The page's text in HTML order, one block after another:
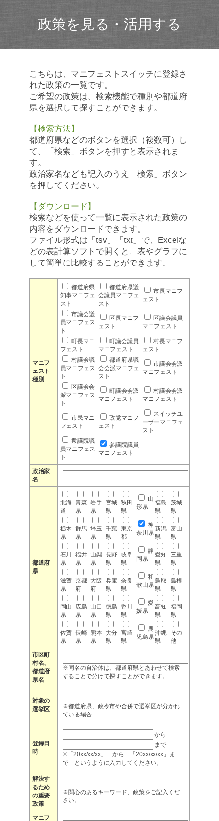
政策を見る・活用する
こちらは、マニフェストスイッチに登録さ
れた政策の一覧です。
ご希望の政策は、検索機能で種別や都道府
県を選択して探すことができます。
【検索方法】
都道府県などのボタンを選択（複数可）し
て、「検索」ボタンを押すと表示されま
す。
政治家名なども記入のうえ「検索」ボタン
を押してください。
【ダウンロード】
検索などを使って一覧に表示された政策の
内容をダウンロードできます。
ファイル形式は「tsv」「txt」で、Excelな
どの表計算ソフトで開くと、表やグラフに
して簡単に比較することができます。
マニフ
ェスト
種別
都道府県
知事マニフェ
スト
都道府県議
会議員マニフェ
スト
市長マニフ
ェスト
市議会議
員マニフェス
ト
区長マニフ
ェスト
区議会議員
マニフェスト
町長マニ
フェスト
町議会議員
マニフェスト
村長マニフ
ェスト
村議会議
員マニフェス
ト
都道府県議
会会派マニフェ
スト
市議会会派
マニフェスト
区議会会
派マニフェス
ト
町議会会派
マニフェスト
村議会会派
マニフェスト
市民マニ
フェスト
政党マニフ
ェスト
スイッチユ
ーザーマニフェ
スト
衆議院議
員マニフェス
ト
参議院議員
マニフェスト
政治家
名
都道府
県
北海
道
青森
県
岩手
県
宮城
県
秋田
県
山
形県
福島
県
茨城
県
栃木
県
群馬
県
埼玉
県
千葉
県
東京
都
神
奈川県
新潟
県
富山
県
石川
県
福井
県
山梨
県
長野
県
岐阜
県
静
岡県
愛知
県
三重
県
滋賀
県
京都
府
大阪
府
兵庫
県
奈良
県
和
歌山県
鳥取
県
島根
県
岡山
県
広島
県
山口
県
徳島
県
香川
県
愛
媛県
高知
県
福岡
県
佐賀
県
長崎
県
熊本
県
大分
県
宮崎
県
鹿
児島県
沖縄
県
その
他
市区町
村名、
都道府
県名
※同名の自治体は、都道府県とあわせて検索
することで分けて探すことができます。
対象の
選挙区
※都道府県、政令市や合併で選挙区が分かれ
ている場合
登録日
時
から
まで
※「20xx/xx/xx」 から 「20xx/xx/xx」ま
で というように入力してください。
解決す
るため
の重要
政策
※関心のあるキーワード、政策をご記入くだ
さい。
マニフ